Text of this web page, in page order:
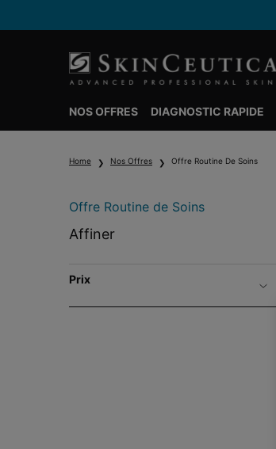
NOS OFFRES DIAGNOSTIC RAPIDE
Home Nos Offres Offre Routine De Soins
Offre Routine de Soins
Offre Routine de Soins
Affiner
Prix